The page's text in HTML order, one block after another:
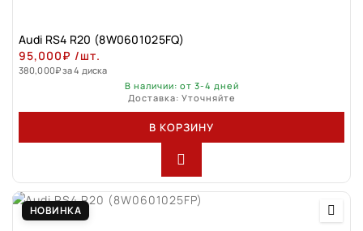
Audi RS4 R20 (8W0601025FQ)
95,000₽ /шт.
380,000₽за 4 диска
В наличии: от 3-4 дней
Доставка: Уточняйте
В КОРЗИНУ
НОВИНКА